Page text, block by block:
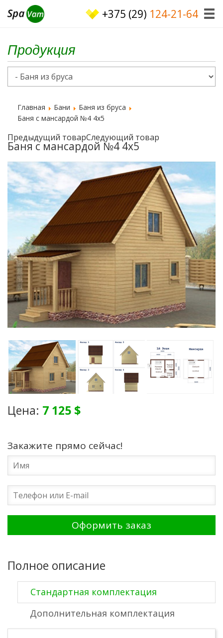
+375 (29) 124-21-64
Продукция
Главная Бани
Баня из бруса
Баня с мансардой №4 4x5
Предыдущий товарСледующий товар
Баня с мансардой №4 4x5
Цена: 7 125 $
Закажите прямо сейчас!
Полное описание
Стандартная комплектация
Дополнительная комплектация